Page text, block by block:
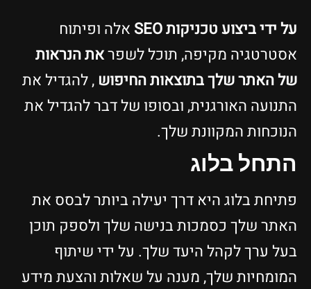
על ידי ביצוע טכניקות SEO
אלה ופיתוח
אסטרטגיה מקיפה, תוכל לשפראת הנראות
של האתר שלך בתוצאות החיפוש , להגדיל את
התנועה האורגנית, ובסופו של דבר להגדיל את
הנוכחות המקוונת שלך.
התחל בלוג
פתיחת בלוג היא דרך יעילה ביותר לבסס את
האתר שלך כסמכות בנישה שלך ולספק תוכן
בעל ערך לקהל היעד שלך. על ידי שיתוף
המומחיות שלך, מענה על שאלות והצעת מידע